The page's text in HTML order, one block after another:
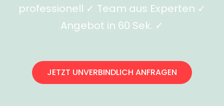
professionell ✓ Team aus Experten ✓
Angebot in 60 Sek. ✓
JETZT UNVERBINDLICH ANFRAGEN